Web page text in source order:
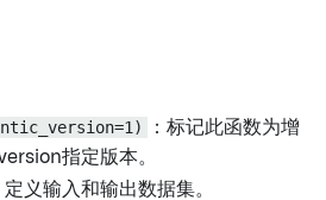
：标记此函数为增
指定版本。
定义输入和输出数据集。